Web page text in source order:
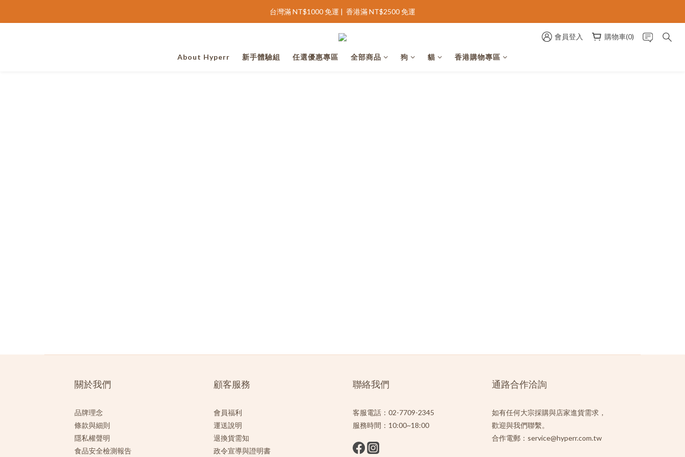
完善會員資料領 NT$100 購物金
台灣滿 NT$1000 免運 |  香港滿 NT$2500 免運
完善會員資料領 NT$100 購物金 會員登入 購物車(0)
About Hyperr 新手體驗組 任選優惠專區 全部商品 狗 貓 香港購物專區
關於我們
品牌理念
條款與細則
隱私權聲明
食品安全檢測報告
顧客服務
會員福利
運送說明
退換貨需知
政令宣導與證明書
聯絡我們
客服電話：02-7709-2345
服務時間：10:00~18:00
通路合作洽詢
如有任何大宗採購與店家進貨需求，
歡迎與我們聯繫。
合作電郵：service@hyperr.com.tw